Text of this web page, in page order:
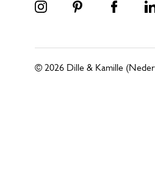
© 2026 Dille & Kamille